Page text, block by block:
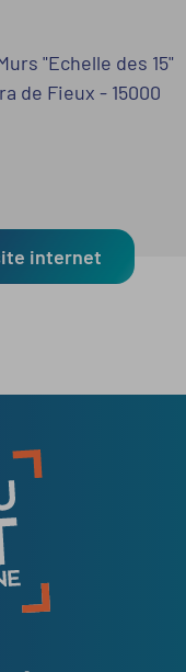
"Echelle des 15"
de Fieux - 15000
internet